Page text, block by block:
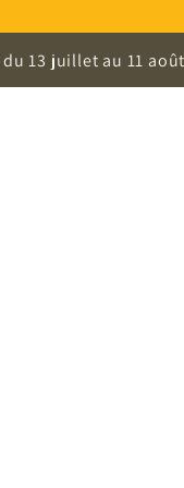
au 11 août —